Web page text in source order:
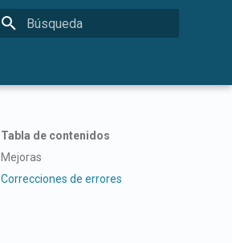
Tabla de contenidos
Mejoras
Correcciones de errores